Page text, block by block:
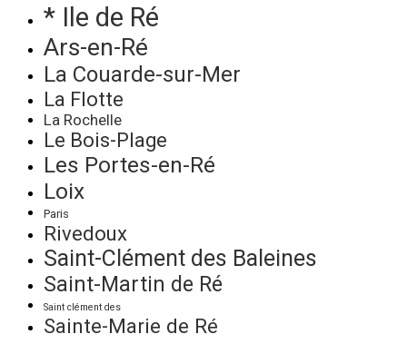
* Ile de Ré
Ars-en-Ré
La Couarde-sur-Mer
La Flotte
La Rochelle
Le Bois-Plage
Les Portes-en-Ré
Loix
Paris
Rivedoux
Saint-Clément des Baleines
Saint-Martin de Ré
Saint clément des
Sainte-Marie de Ré